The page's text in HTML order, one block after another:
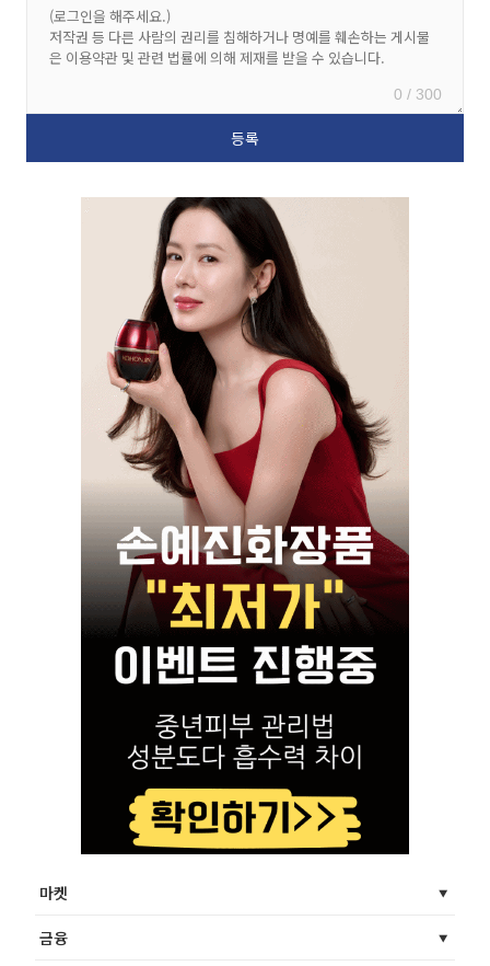
0 / 300
마켓
금융